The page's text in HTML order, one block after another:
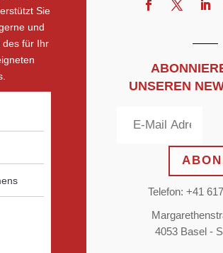
Sie
und
des für Ihr
UNSEREN
Telefon: +41
4053 Basel -